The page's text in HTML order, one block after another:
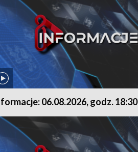
06.08.2026, godz. 18:30